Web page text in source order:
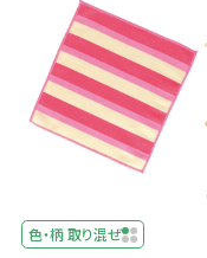
色・柄 取り混ぜ